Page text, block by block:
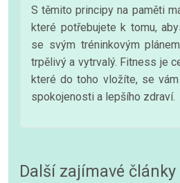
S těmito principy na paměti
které potřebujete k tomu,
se svým tréninkovým
trpělivý a vytrvalý. Fitness je
které do toho vložíte, se
spokojenosti a lepšího zdraví.
Další zajímavé články